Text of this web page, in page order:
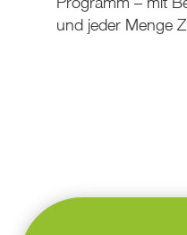
und jeder Menge